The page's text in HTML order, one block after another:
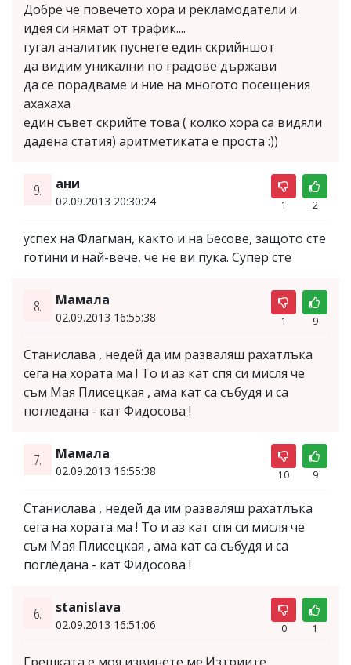
Добре че повечето хора и рекламодатели и
идея си нямат от трафик....
гугал аналитик пуснете един скрийншот
да видим уникални по градове държави
да се порадваме и ние на многото посещения
ахахаха
един съвет скрийте това ( колко хора са видяли
дадена статия) аритметиката е проста :))
9. ани
02.09.2013 20:30:24 1 2
успех на Флагман, както и на Бесове, защото сте
готини и най-вече, че не ви пука. Супер сте
8. Мамала
02.09.2013 16:55:38 1 9
Станислава , недей да им разваляш рахатлъка
сега на хората ма ! То и аз кат спя си мисля че
съм Мая Плисецкая , ама кат са събудя и са
погледана - кат Фидосова !
7. Мамала
02.09.2013 16:55:38 10 9
Станислава , недей да им разваляш рахатлъка
сега на хората ма ! То и аз кат спя си мисля че
съм Мая Плисецкая , ама кат са събудя и са
погледана - кат Фидосова !
6. stanislava
02.09.2013 16:51:06 0 1